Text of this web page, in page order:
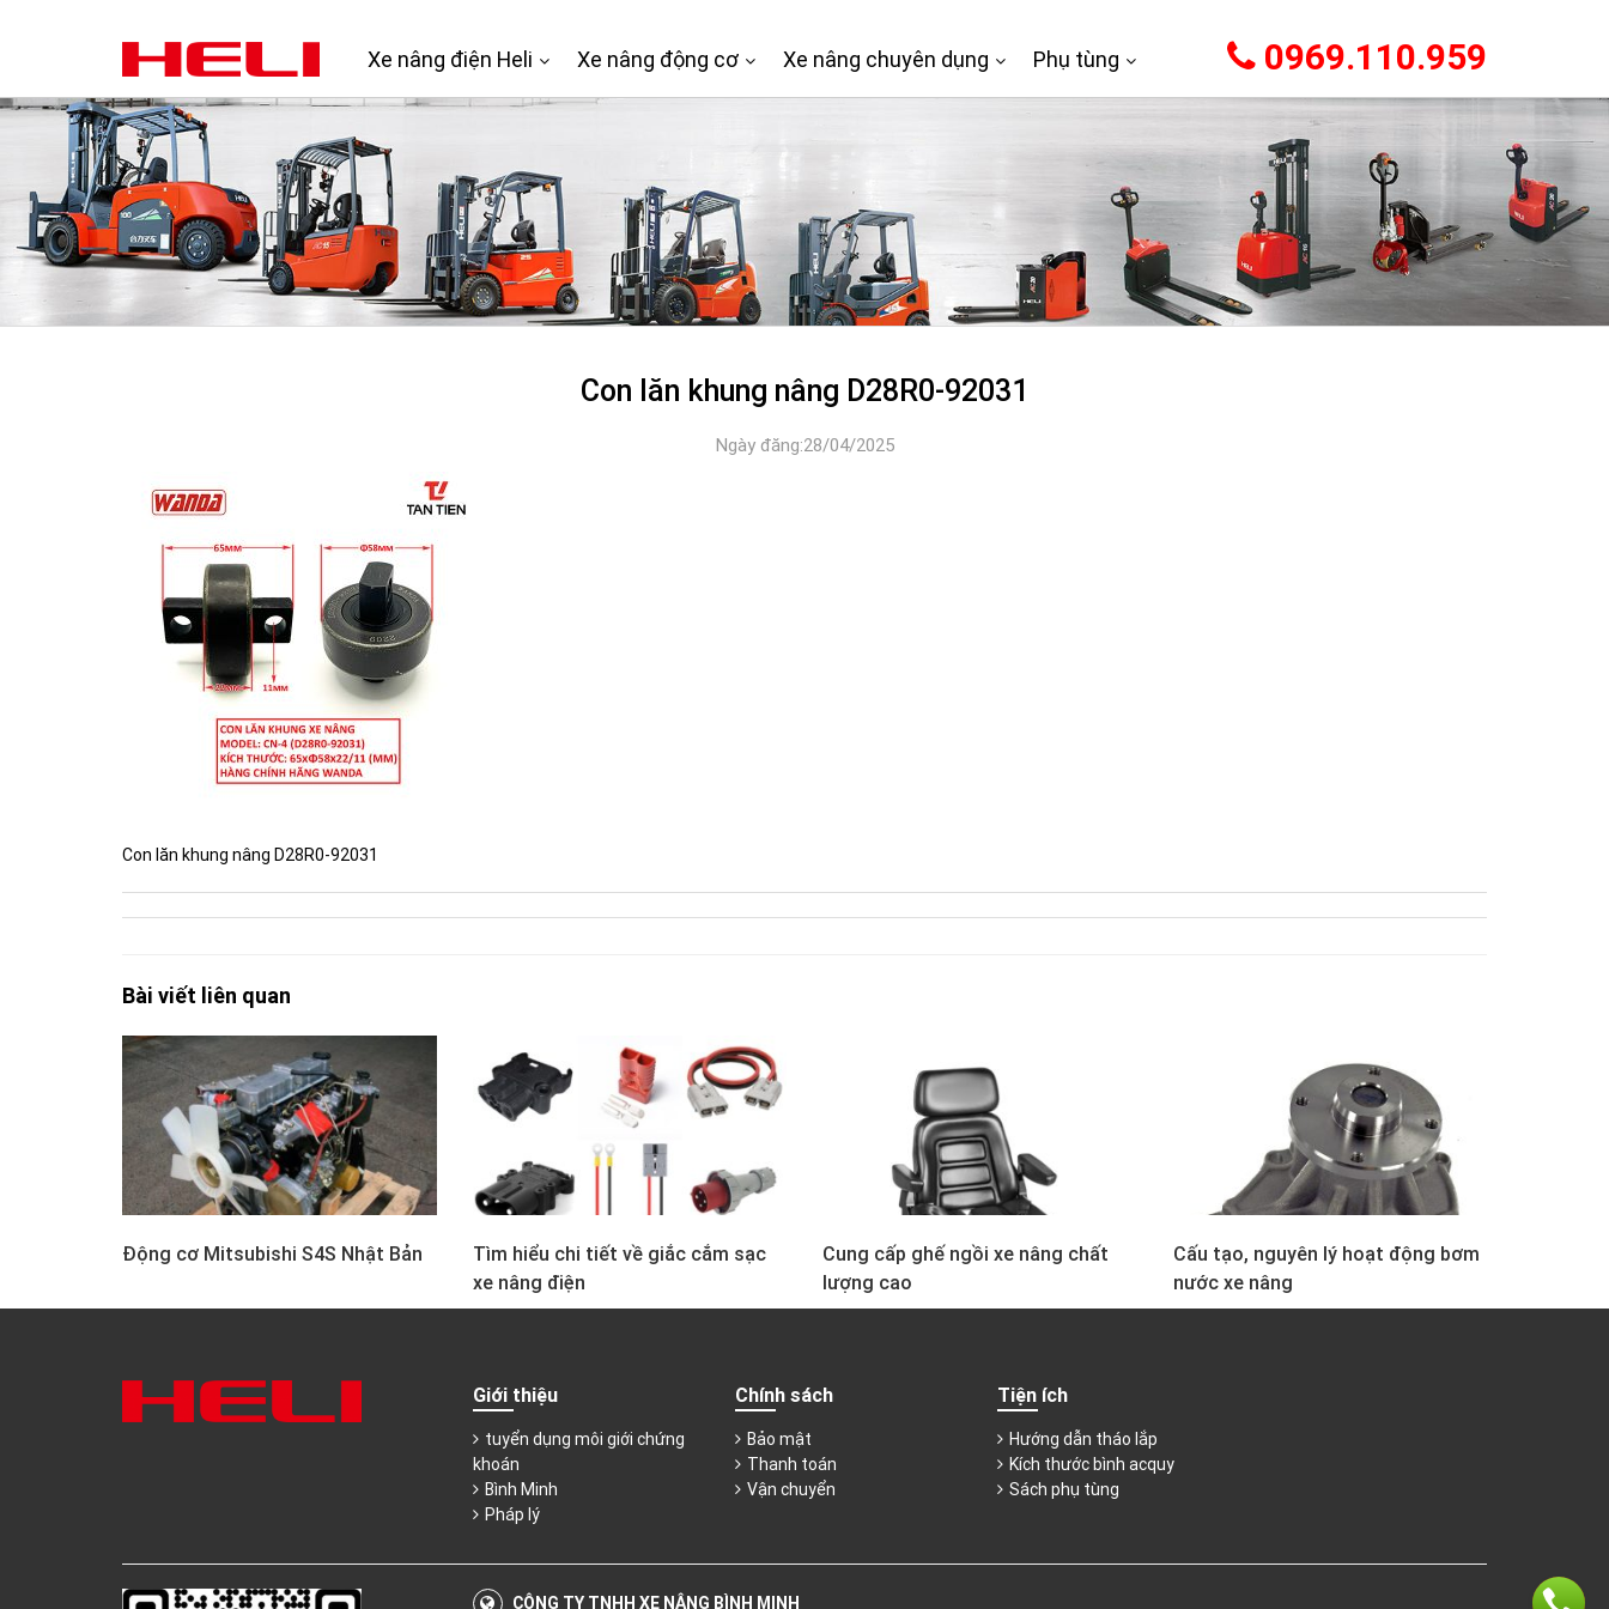
Xe nâng điện Heli Xe nâng động cơ Xe nâng chuyên dụng Phụ tùng 0969.110.959
Con lăn khung nâng D28R0-92031
Ngày đăng:28/04/2025
Con lăn khung nâng D28R0-92031
Bài viết liên quan
Động cơ Mitsubishi S4S Nhật Bản
Tìm hiểu chi tiết về giắc cắm sạc
xe nâng điện
Cung cấp ghế ngồi xe nâng chất
lượng cao
Cấu tạo, nguyên lý hoạt động bơm
nước xe nâng
Giới thiệu
tuyển dụng môi giới chứng
khoán
Bình Minh
Pháp lý
Chính sách
Bảo mật
Thanh toán
Vận chuyển
Tiện ích
Hướng dẫn tháo lắp
Kích thước bình acquy
Sách phụ tùng
CÔNG TY TNHH XE NÂNG BÌNH MINH